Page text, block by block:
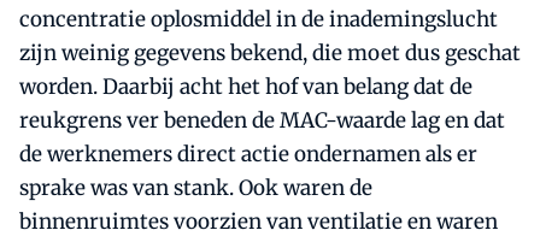
concentratie oplosmiddel in de inademingslucht
zijn weinig gegevens bekend, die moet dus geschat
worden. Daarbij acht het hof van belang dat de
reukgrens ver beneden de MAC-waarde lag en dat
de werknemers direct actie ondernamen als er
sprake was van stank. Ook waren de
binnenruimtes voorzien van ventilatie en waren